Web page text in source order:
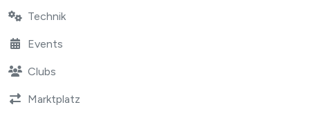
Technik
Events
Clubs
Marktplatz